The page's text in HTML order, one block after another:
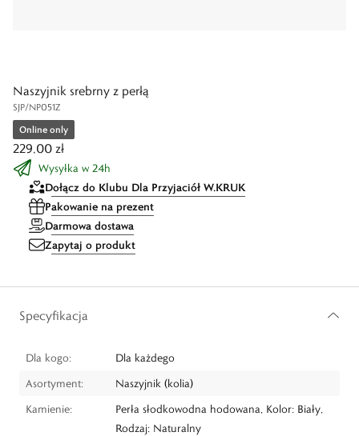
Naszyjnik srebrny z perłą
SJP/NP051Z
Online only
229,00 zł
Wysyłka w 24h
Dołącz do Klubu Dla Przyjaciół W.KRUK
Pakowanie na prezent
Darmowa dostawa
Zapytaj o produkt
Specyfikacja
Dla kogo:
Dla każdego
Asortyment:
Naszyjnik (kolia)
Kamienie:
Perła słodkowodna hodowana, Kolor: Biały,
Rodzaj: Naturalny